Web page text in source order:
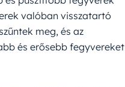
valóban visszatartó
meg, és az
és erősebb fegyvereket